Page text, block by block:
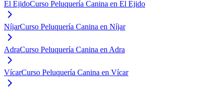
El EjidoCurso Peluquería Canina en El Ejido
NíjarCurso Peluquería Canina en Níjar
AdraCurso Peluquería Canina en Adra
VícarCurso Peluquería Canina en Vícar